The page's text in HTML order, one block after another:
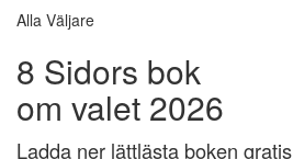
Alla Väljare
8 Sidors bok
om valet 2026
Ladda ner lättlästa boken gratis